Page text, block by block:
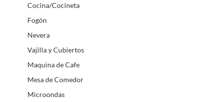
Cocina/Cocineta
Fogón
Nevera
Vajilla y Cubiertos
Maquina de Cafe
Mesa de Comedor
Microondas